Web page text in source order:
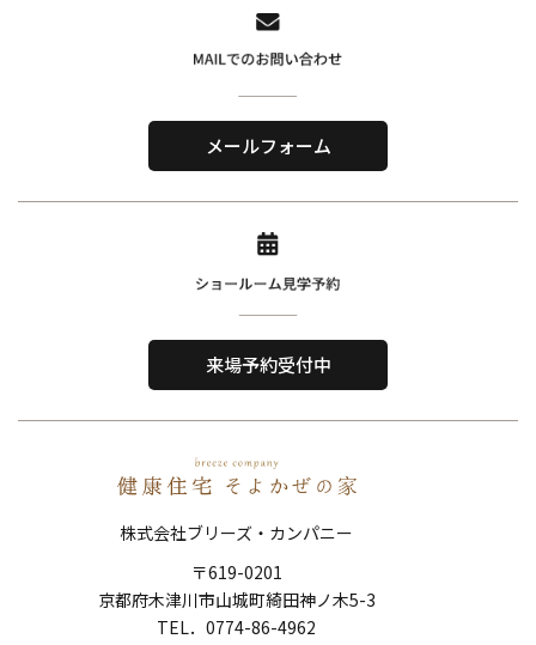
株式会社ブリーズ・カンパニー
〒619-0201
京都府木津川市山城町綺田神ノ木5-3
About Us
私たちについて
選ばれる理由
Performance
住宅性能
Works
施工事例
FAQ
よくある質問
News
メールフォーム
来場予約受付中
株式会社ブリーズ・カンパニー
〒619-0201
京都府木津川市山城町綺田神ノ木5-3
​​​​​​​TEL． 0774-86-4962